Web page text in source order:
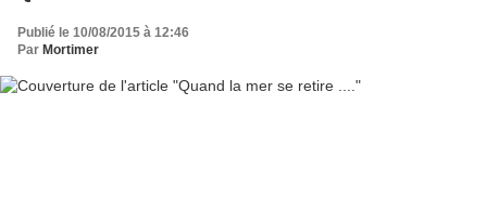
Publié le 10/08/2015 à 12:46
Par Mortimer